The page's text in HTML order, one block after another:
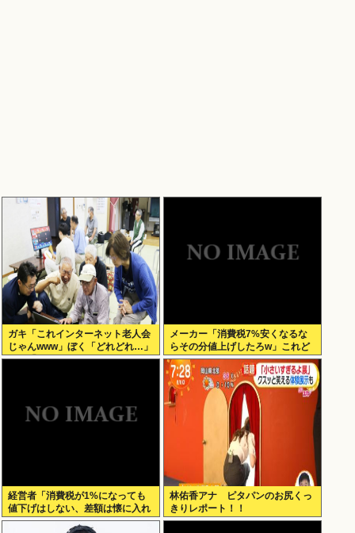
ガキ「これインターネット老人会
じゃんwww」ぼく「どれどれ…」
ガキ「ニコニコ！らきすた！ボカ
メーカー「消費税7%安くなるな
らその分値上げしたろw」これど
うすんの？
経営者「消費税が1%になっても
値下げはしない、差額は懐に入れ
る」
林佑香アナ ピタパンのお尻くっ
きりレポート！！